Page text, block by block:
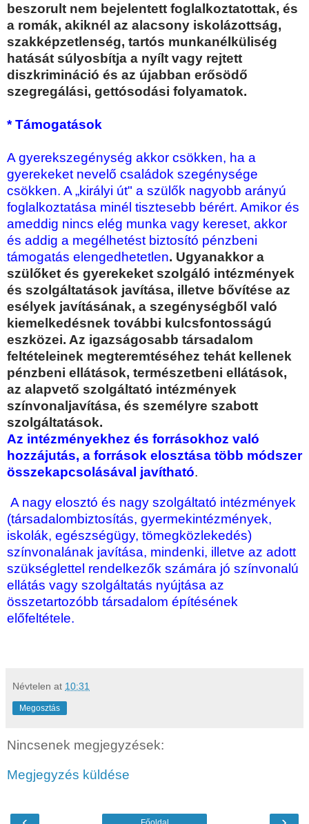
beszorult nem bejelentett foglalkoztatottak, és
a romák, akiknél az alacsony iskolázottság,
szakképzetlenség, tartós munkanélküliség
hatását súlyosbítja a nyílt vagy rejtett
diszkrimináció és az újabban erősödő
szegregálási, gettósodási folyamatok.
* Támogatások
A gyerekszegénység akkor csökken, ha a
gyerekeket nevelő családok szegénysége
csökken. A „királyi út" a szülők nagyobb arányú
foglalkoztatása minél tisztesebb bérért. Amikor és
ameddig nincs elég munka vagy kereset, akkor
és addig a megélhetést biztosító pénzbeni
támogatás elengedhetetlen. Ugyanakkor a
szülőket és gyerekeket szolgáló intézmények
és szolgáltatások javítása, illetve bővítése az
esélyek javításának, a szegénységből való
kiemelkedésnek további kulcsfontosságú
eszközei. Az igazságosabb társadalom
feltételeinek megteremtéséhez tehát kellenek
pénzbeni ellátások, természetbeni ellátások,
az alapvető szolgáltató intézmények
színvonaljavítása, és személyre szabott
szolgáltatások.
Az intézményekhez és forrásokhoz való
hozzájutás, a források elosztása több módszer
összekapcsolásával javítható.
A nagy elosztó és nagy szolgáltató intézmények
(társadalombiztosítás, gyermekintézmények,
iskolák, egészségügy, tömegközlekedés)
színvonalának javítása, mindenki, illetve az adott
szükséglettel rendelkezők számára jó színvonalú
ellátás vagy szolgáltatás nyújtása az
összetartozóbb társadalom építésének
előfeltétele.
Névtelen at 10:31
Megosztás
Nincsenek megjegyzések:
Megjegyzés küldése